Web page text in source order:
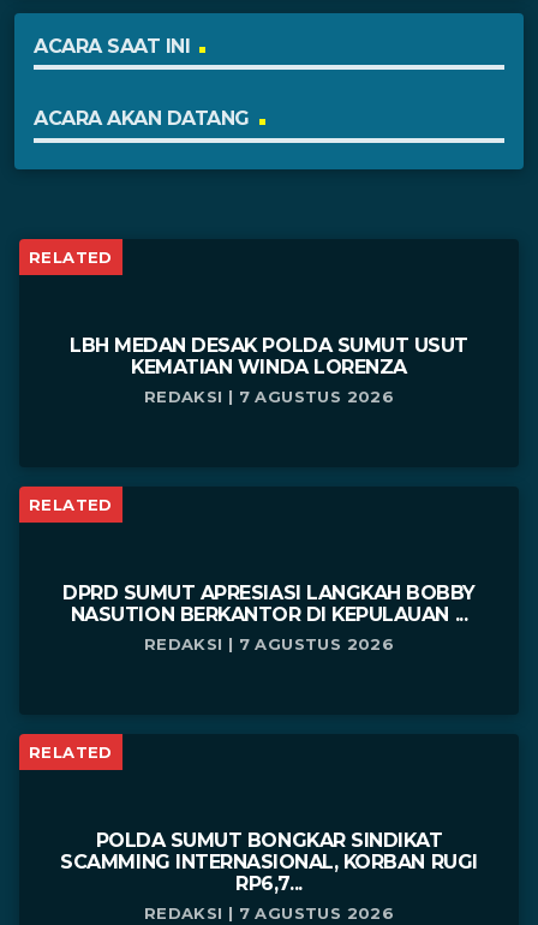
ACARA SAAT INI
ACARA AKAN DATANG
RELATED
LBH MEDAN DESAK POLDA SUMUT USUT
KEMATIAN WINDA LORENZA
REDAKSI | 7 AGUSTUS 2026
RELATED
DPRD SUMUT APRESIASI LANGKAH BOBBY
NASUTION BERKANTOR DI KEPULAUAN ...
REDAKSI | 7 AGUSTUS 2026
RELATED
POLDA SUMUT BONGKAR SINDIKAT
SCAMMING INTERNASIONAL, KORBAN RUGI
RP6,7...
REDAKSI | 7 AGUSTUS 2026